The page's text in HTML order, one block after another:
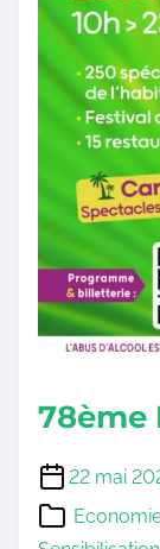
78ème
22 mai